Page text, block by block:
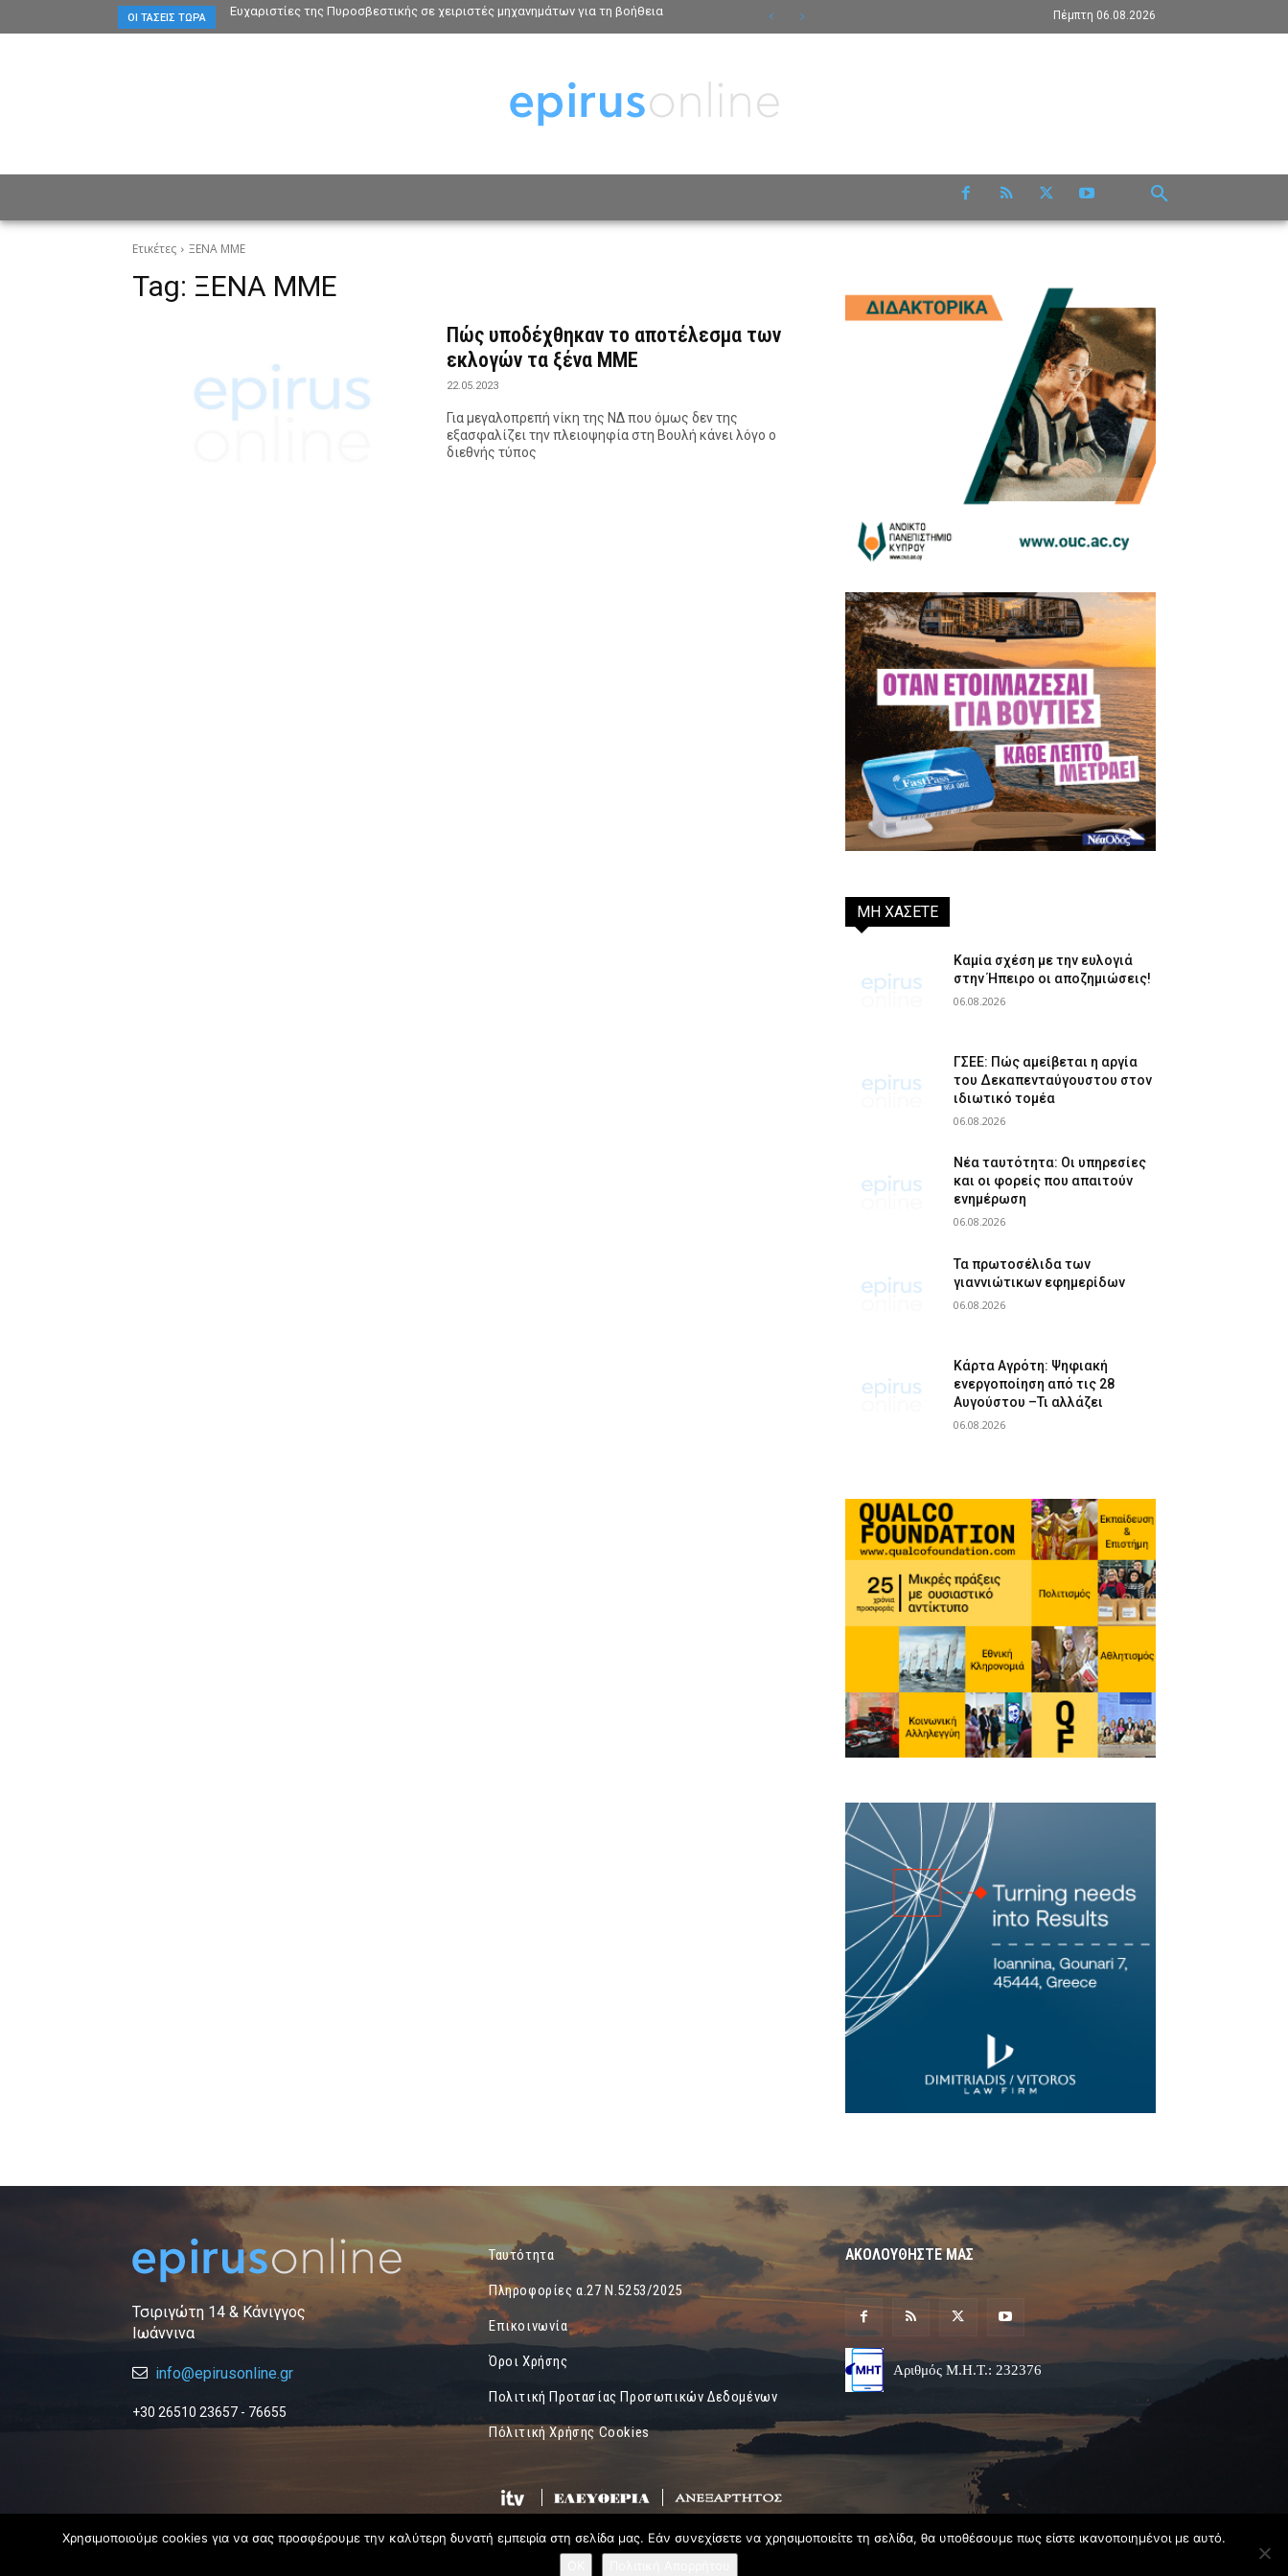
ΟΙ ΤΆΣΕΙΣ ΤΏΡΑ Ευχαριστίες της Πυροσβεστικής σε χειριστές μηχανημάτων για τη βοήθεια Πέμπτη 06.08.2026
Ετικέτες ΞΕΝΑ ΜΜΕ
Tag: ΞΕΝΑ ΜΜΕ
Πώς υποδέχθηκαν το αποτέλεσμα των
εκλογών τα ξένα ΜΜΕ
22.05.2023
Για μεγαλοπρεπή νίκη της ΝΔ που όμως δεν της
εξασφαλίζει την πλειοψηφία στη Βουλή κάνει λόγο ο
διεθνής τύπος
ΜΗ ΧΑΣΕΤΕ
Καμία σχέση με την ευλογιά
στην Ήπειρο οι αποζημιώσεις!
06.08.2026
ΓΣΕΕ: Πώς αμείβεται η αργία
του Δεκαπενταύγουστου στον
ιδιωτικό τομέα
06.08.2026
Νέα ταυτότητα: Οι υπηρεσίες
και οι φορείς που απαιτούν
ενημέρωση
06.08.2026
Τα πρωτοσέλιδα των
γιαννιώτικων εφημερίδων
06.08.2026
Κάρτα Αγρότη: Ψηφιακή
ενεργοποίηση από τις 28
Αυγούστου –Τι αλλάζει
06.08.2026
Τσιριγώτη 14 & Κάνιγγος
Ιωάννινα
info@epirusonline.gr
+30 26510 23657 - 76655
Ταυτότητα
Πληροφορίες α.27 Ν.5253/2025
Επικοινωνία
Όροι Χρήσης
Πολιτική Προτασίας Προσωπικών Δεδομένων
Πόλιτική Χρήσης Cookies
ΑΚΟΛΟΥΘΗΣΤΕ ΜΑΣ
Αριθμός Μ.Η.Τ.: 232376
Χρησιμοποιούμε cookies για να σας προσφέρουμε την καλύτερη δυνατή εμπειρία στη σελίδα μας. Εάν συνεχίσετε να χρησιμοποιείτε τη σελίδα, θα υποθέσουμε πως είστε ικανοποιημένοι με αυτό.